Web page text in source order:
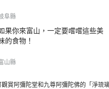
阜縣
果你來富山，一定要嚐嚐這些美
的食物！
山縣
賞阿彌陀堂和九尊阿彌陀佛的「淨琉